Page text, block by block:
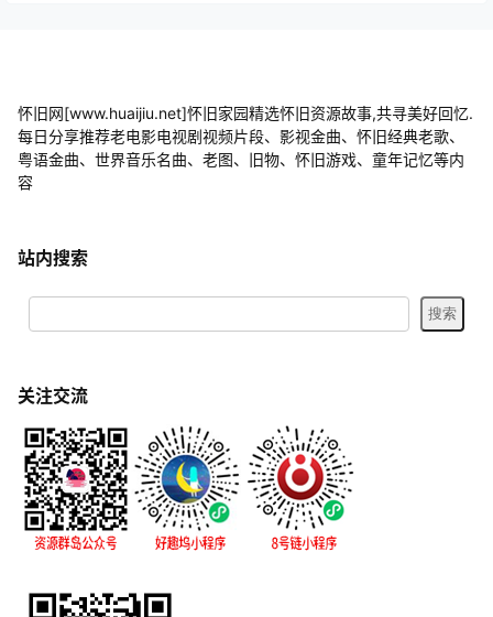
怀旧网[www.huaijiu.net]怀旧家园精选怀旧资源故事,共寻美好回忆.
每日分享推荐老电影电视剧视频片段、影视金曲、怀旧经典老歌、
粤语金曲、世界音乐名曲、老图、旧物、怀旧游戏、童年记忆等内
容
站内搜索
关注交流